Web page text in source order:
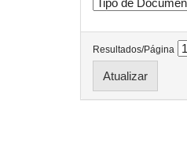
Resultados/Página